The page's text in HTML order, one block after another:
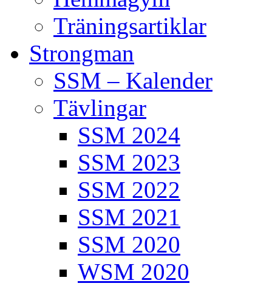
Träningsartiklar
Strongman
SSM – Kalender
Tävlingar
SSM 2024
SSM 2023
SSM 2022
SSM 2021
SSM 2020
WSM 2020